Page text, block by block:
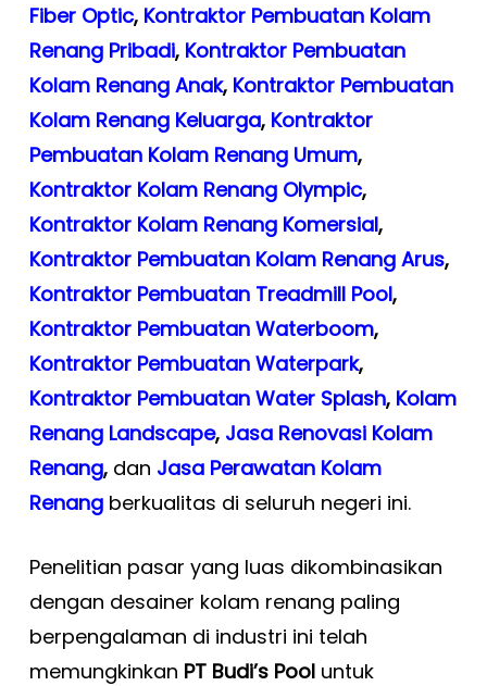
Fiber Optic, Kontraktor Pembuatan Kolam
Renang Pribadi, Kontraktor Pembuatan
Kolam Renang Anak, Kontraktor Pembuatan
Kolam Renang Keluarga, Kontraktor
Pembuatan Kolam Renang Umum,
Kontraktor Kolam Renang Olympic,
Kontraktor Kolam Renang Komersial,
Kontraktor Pembuatan Kolam Renang Arus,
Kontraktor Pembuatan Treadmill Pool,
Kontraktor Pembuatan Waterboom,
Kontraktor Pembuatan Waterpark,
Kontraktor Pembuatan Water Splash, Kolam
Renang Landscape, Jasa Renovasi Kolam
Renang, dan Jasa Perawatan Kolam
Renangberkualitas di seluruh negeri ini.
Penelitian pasar yang luas dikombinasikan
dengan desainer kolam renang paling
berpengalaman di industri ini telah
memungkinkan PT Budi’s Pooluntuk